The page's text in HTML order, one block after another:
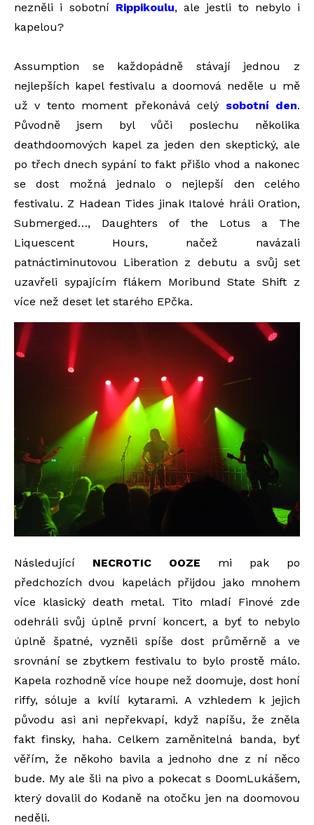
nezněli i sobotní Rippikoulu, ale jestli to nebylo i
kapelou?
Assumption se každopádně stávají jednou z
nejlepších kapel festivalu a doomová neděle u mě
už v tento moment překonává celý sobotní den.
Původně jsem byl vůči poslechu několika
deathdoomových kapel za jeden den skeptický, ale
po třech dnech sypání to fakt přišlo vhod a nakonec
se dost možná jednalo o nejlepší den celého
festivalu. Z Hadean Tides jinak Italové hráli Oration,
Submerged…, Daughters of the Lotus a The
Liquescent Hours, načež navázali
patnáctiminutovou Liberation z debutu a svůj set
uzavřeli sypajícím flákem Moribund State Shift z
více než deset let starého EPčka.
Následující NECROTIC OOZE mi pak po
předchozích dvou kapelách přijdou jako mnohem
více klasický death metal. Tito mladí Finové zde
odehráli svůj úplně první koncert, a byť to nebylo
úplně špatné, vyzněli spíše dost průměrně a ve
srovnání se zbytkem festivalu to bylo prostě málo.
Kapela rozhodně více houpe než doomuje, dost honí
riffy, sóluje a kvílí kytarami. A vzhledem k jejich
původu asi ani nepřekvapí, když napíšu, že zněla
fakt finsky, haha. Celkem zaměnitelná banda, byť
věřím, že někoho bavila a jednoho dne z ní něco
bude. My ale šli na pivo a pokecat s DoomLukášem,
který dovalil do Kodaně na otočku jen na doomovou
neděli.